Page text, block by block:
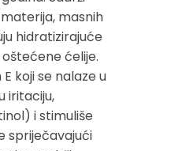
masnih
hidratizirajuće
ćelije.
koji se nalaze u
iritaciju,
i stimuliše
spriječavajući